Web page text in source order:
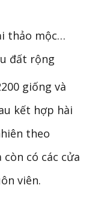
thảo mộc…
đất rộng
giống và
kết hợp hài
theo
có các cửa
viên.